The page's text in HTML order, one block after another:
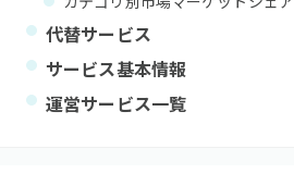
代替サービス
サービス基本情報
運営サービス一覧